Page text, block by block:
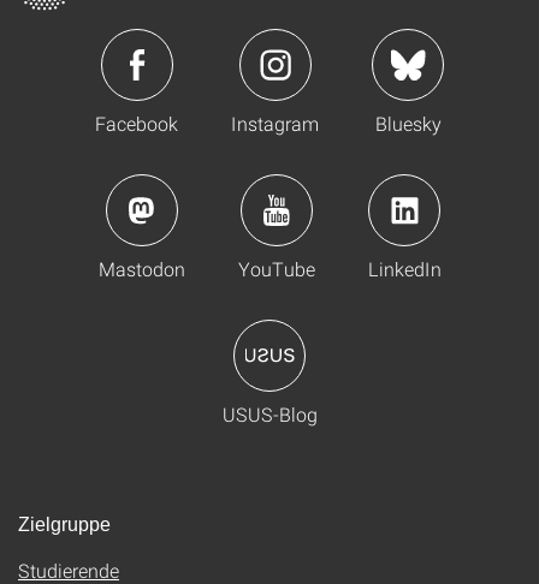
Facebook Instagram Bluesky
Mastodon YouTube LinkedIn
USUS-Blog
Zielgruppe
Studierende